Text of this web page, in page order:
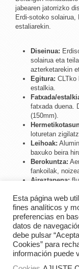
jabearen jatorrizko
Erdi-sotoko
estaliarekin.
Diseinua:
solairua eta
azterketarekin
Egitura: CLTko
estalkia.
Fatxada/
fatxada duena.
(150mm).
loturetan
Leihoak:
baxuko beira
Berokuntza:
fankoilak,
Aireztapena:
Kanpoko
armazoia.
8 6.2 K
Esta página web
fines analíticos y
preferencias en
datos de
debe pulsar
Cookies” para
información puede